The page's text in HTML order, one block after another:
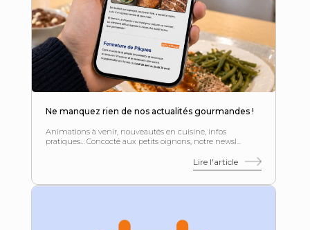
Ne manquez rien de nos actualités gourmandes !
Animations à venir, nouveautés en cuisine, infos
pratiques… Concocté aux petits oignons, notre newsl...
Lire l'article